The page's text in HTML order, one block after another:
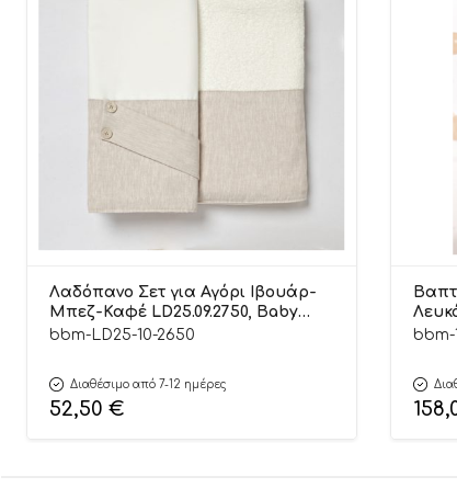
Λαδόπανο Σετ για Αγόρι Ιβουάρ-
Μπεζ-Καφέ LD25.09.2750, Baby
Bloom
bbm-LD25-10-2650
Διαθέσιμο από 7-12 ημέρες
52,50 €
bbm-